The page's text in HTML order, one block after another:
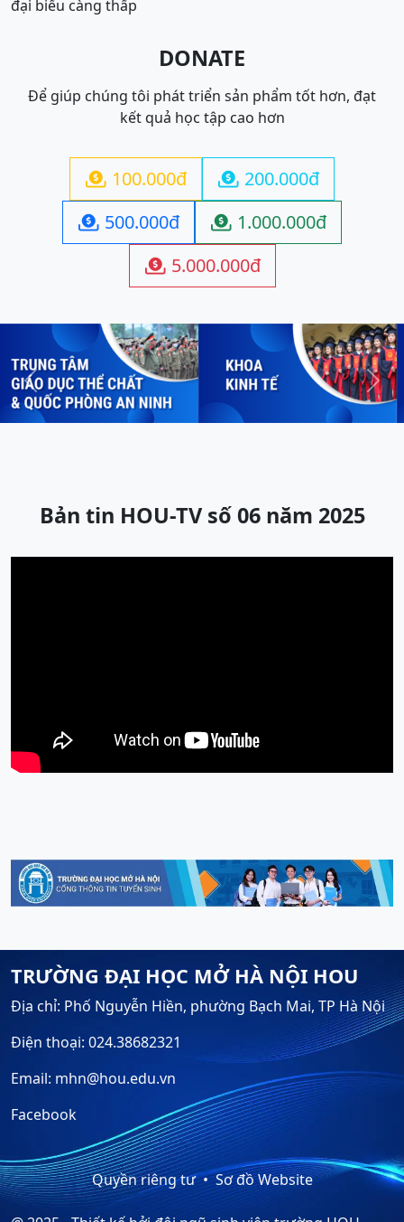
đại biểu càng thấp
DONATE
Để giúp chúng tôi phát triển sản phẩm tốt hơn, đạt
kết quả học tập cao hơn
 100.000đ  200.000đ
 500.000đ  1.000.000đ
 5.000.000đ
Previous Next
Bản tin HOU-TV số 06 năm 2025
TRƯỜNG ĐẠI HỌC MỞ HÀ NỘI HOU
Địa chỉ: Phố Nguyễn Hiền, phường Bạch Mai, TP Hà Nội
Điện thoại: 024.38682321
Email: mhn@hou.edu.vn
Facebook
Quyền riêng tư Sơ đồ Website